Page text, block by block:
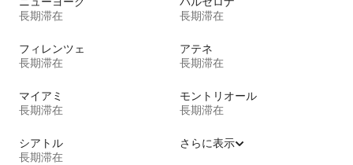
長期滞在
長期滞在
フィレンツェ
長期滞在
アテネ
長期滞在
マイアミ
長期滞在
モントリオール
長期滞在
シアトル
長期滞在
さらに表示